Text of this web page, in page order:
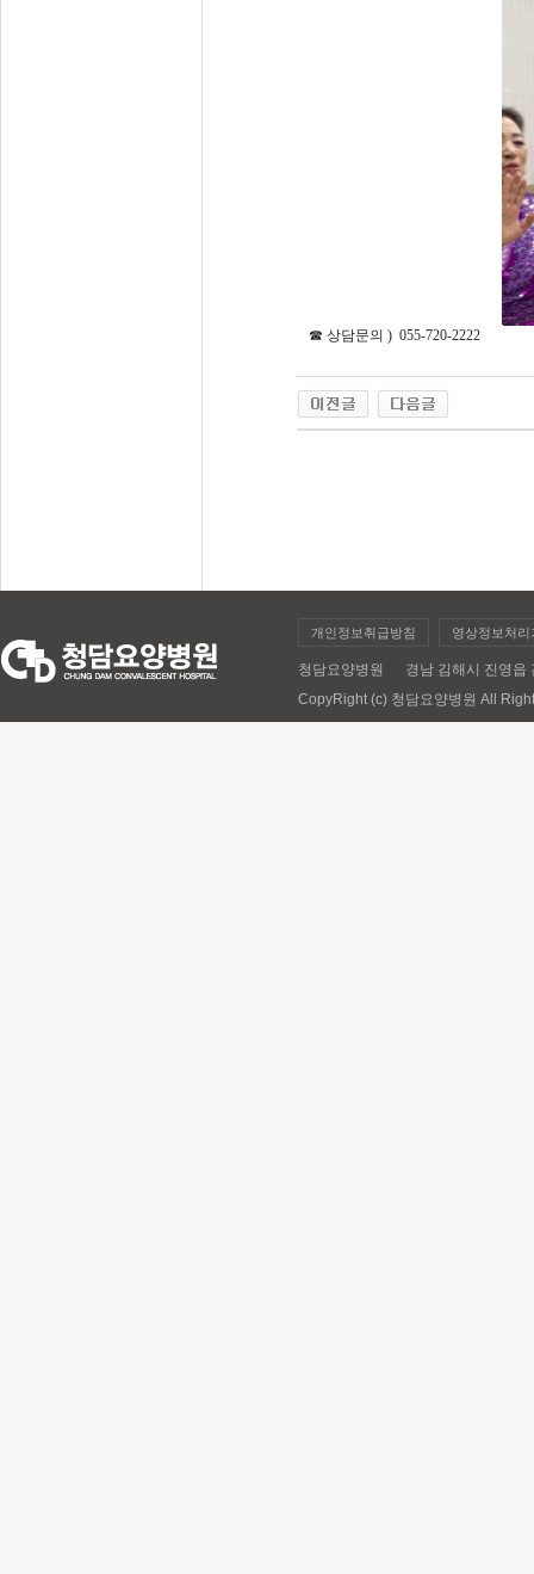
☎ 상담문의 ) 055-720-2222
개인정보취급방침 영상정보처
청담요양병원 경남 김해시 진영
CopyRight (c) 청담요양병원 All